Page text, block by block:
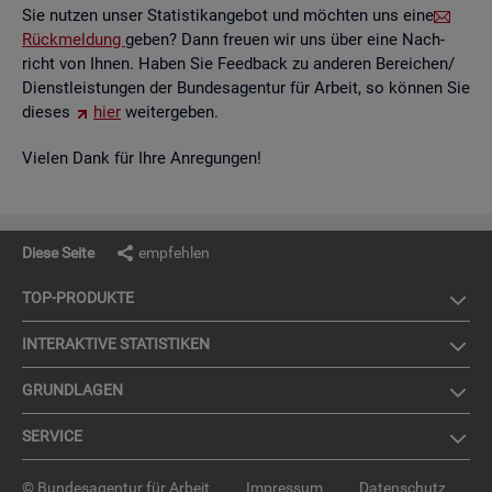
Sie nut­zen unser Sta­tis­tik­an­ge­bot und möch­ten uns eine
Rück­mel­dung geben? Dann freu­en wir uns über eine Nach­
richt von Ihnen. Haben Sie Feed­back zu an­de­ren Be­rei­chen/
Dienst­leis­tun­gen der Bun­des­agen­tur für Ar­beit, so kön­nen Sie
die­ses
hier wei­ter­ge­ben.
Vie­len Dank für Ihre An­re­gun­gen!
Diese Seite empfehlen
TOP-PRO­DUK­TE
IN­TER­AK­TI­VE STA­TIS­TI­KEN
GRUND­LA­GEN
SER­VICE
© Bundesagentur für Arbeit Impressum Datenschutz